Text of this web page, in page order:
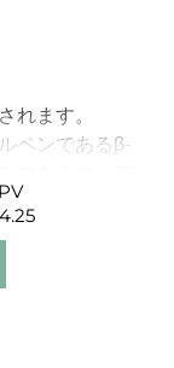
れます。
ペンであるβ-
PV